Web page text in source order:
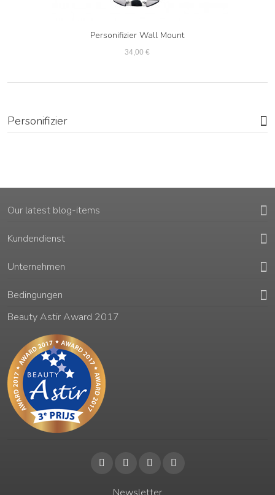
Personifizier Wall Mount
34,00 €
Personifizier
Our latest blog-items
Kundendienst
Unternehmen
Bedingungen
Beauty Astir Award 2017